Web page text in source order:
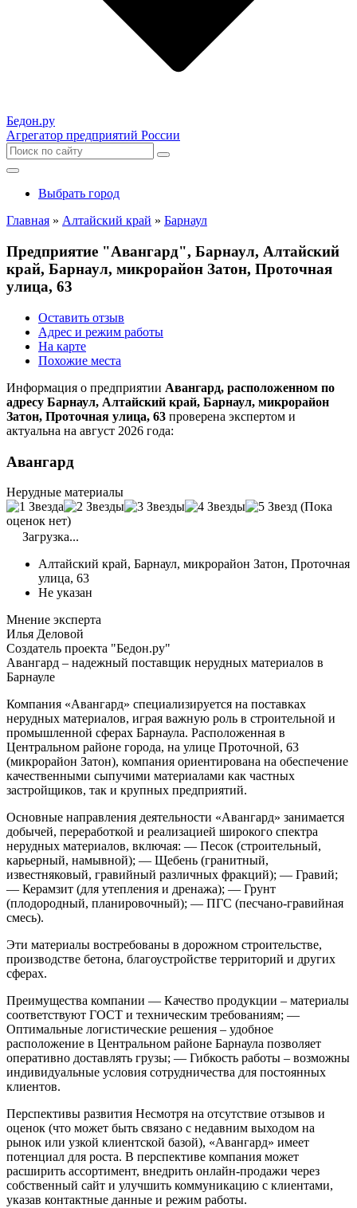
Бедон.ру
Агрегатор предприятий России
Выбрать город
Главная » Алтайский край » Барнаул
Предприятие "Авангард", Барнаул, Алтайский
край, Барнаул, микрорайон Затон, Проточная
улица, 63
Оставить отзыв
Адрес и режим работы
На карте
Похожие места
Информация о предприятии Авангард, расположенном по
адресу Барнаул, Алтайский край, Барнаул, микрорайон
Затон, Проточная улица, 63 проверена экспертом и
актуальна на август 2026 года:
Авангард
Нерудные материалы
(Пока
оценок нет)
Загрузка...
Алтайский край, Барнаул, микрорайон Затон, Проточная
улица, 63
Не указан
Мнение эксперта
Илья Деловой
Создатель проекта "Бедон.ру"
Авангард – надежный поставщик нерудных материалов в
Барнауле
Компания «Авангард» специализируется на поставках
нерудных материалов, играя важную роль в строительной и
промышленной сферах Барнаула. Расположенная в
Центральном районе города, на улице Проточной, 63
(микрорайон Затон), компания ориентирована на обеспечение
качественными сыпучими материалами как частных
застройщиков, так и крупных предприятий.
Основные направления деятельности «Авангард» занимается
добычей, переработкой и реализацией широкого спектра
нерудных материалов, включая: — Песок (строительный,
карьерный, намывной); — Щебень (гранитный,
известняковый, гравийный различных фракций); — Гравий;
— Керамзит (для утепления и дренажа); — Грунт
(плодородный, планировочный); — ПГС (песчано-гравийная
смесь).
Эти материалы востребованы в дорожном строительстве,
производстве бетона, благоустройстве территорий и других
сферах.
Преимущества компании — Качество продукции – материалы
соответствуют ГОСТ и техническим требованиям; —
Оптимальные логистические решения – удобное
расположение в Центральном районе Барнаула позволяет
оперативно доставлять грузы; — Гибкость работы – возможны
индивидуальные условия сотрудничества для постоянных
клиентов.
Перспективы развития Несмотря на отсутствие отзывов и
оценок (что может быть связано с недавним выходом на
рынок или узкой клиентской базой), «Авангард» имеет
потенциал для роста. В перспективе компания может
расширить ассортимент, внедрить онлайн-продажи через
собственный сайт и улучшить коммуникацию с клиентами,
указав контактные данные и режим работы.